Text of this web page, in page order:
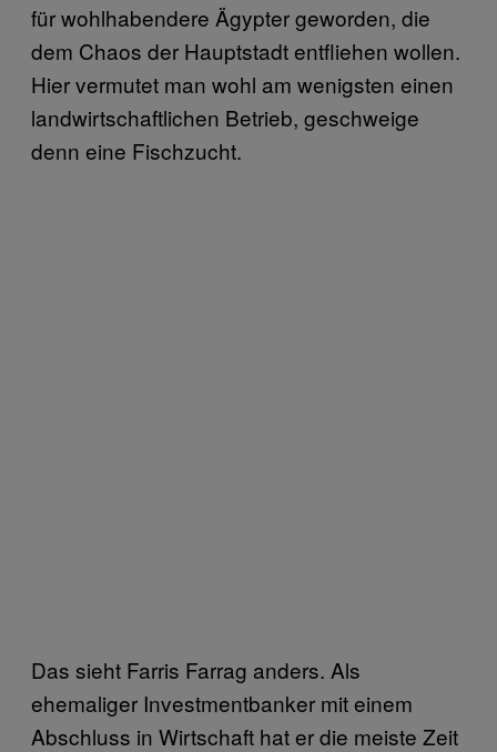
für wohlhabendere Ägypter geworden, die
dem Chaos der Hauptstadt entfliehen wollen.
Hier vermutet man wohl am wenigsten einen
landwirtschaftlichen Betrieb, geschweige
denn eine Fischzucht.
Das sieht Farris Farrag anders. Als
ehemaliger Investmentbanker mit einem
Abschluss in Wirtschaft hat er die meiste Zeit